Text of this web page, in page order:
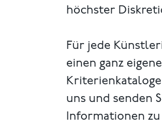
höchster
Für jede
einen ganz
uns und senden
Informationen